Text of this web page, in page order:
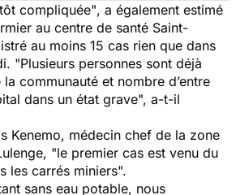
compliquée", a également estimé
au centre de santé Saint-
au moins 15 cas rien que dans
"Plusieurs personnes sont déjà
communauté et nombre d’entre
dans un état grave", a-t-il
Kenemo, médecin chef de la zone
"le premier cas est venu du
les carrés miniers".
sans eau potable, nous